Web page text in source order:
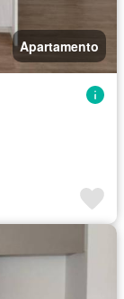
Apartamento